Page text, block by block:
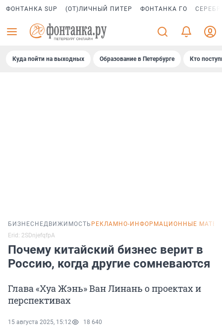
ФОНТАНКА SUP (ОТ)ЛИЧНЫЙ ПИТЕР ФОНТАНКА ГО
Куда пойти на выходных Образование в Петербурге Кто
БИЗНЕС НЕДВИЖИМОСТЬ РЕКЛАМНО-ИНФОРМАЦИОННЫЕ
Erid: 2SDnjefqfpA
Почему китайский бизнес верит в
Россию, когда другие сомневаются
Глава «Хуа Жэнь» Ван Линань о проектах и
перспективах
15 августа 2025, 15:12 18 640